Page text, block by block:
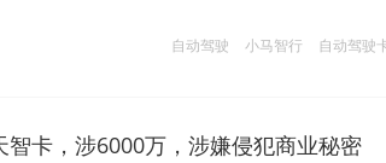
自动驾驶 小马智行 自动驾驶
卡，涉6000万，涉嫌侵犯商业秘密